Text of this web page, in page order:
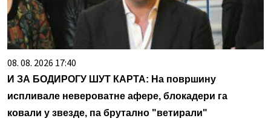
08. 08. 2026 17:40
И ЗА БОДИРОГУ ШУТ КАРТА: На површину
испливале невероватне афере, блокадери га
ковали у звезде, па брутално "ветирали"